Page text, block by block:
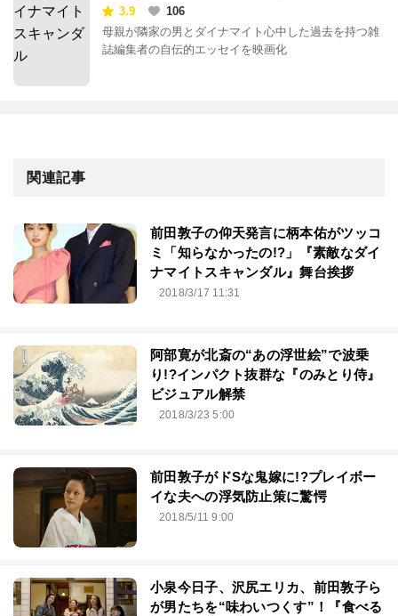
3.9
106
母親が隣家の男とダイナマイト心中した過去を持つ雑
誌編集者の自伝的エッセイを映画化
関連記事
前田敦子の仰天発言に柄本佑がツッコ
ミ「知らなかったの!?」『素敵なダイ
ナマイトスキャンダル』舞台挨拶
2018/3/17 11:31
阿部寛が北斎の“あの浮世絵”で波乗
り!?インパクト抜群な『のみとり侍』
ビジュアル解禁
2018/3/23 5:00
前田敦子がドSな鬼嫁に!?プレイボー
イな夫への浮気防止策に驚愕
2018/5/11 9:00
小泉今日子、沢尻エリカ、前田敦子ら
が男たちを“味わいつくす”！『食べる